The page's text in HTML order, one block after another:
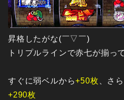
昇格したがな(￣▽￣)
トリプルラインで赤七が揃っ
すぐに弱ベルから+50枚 、さ
+290枚